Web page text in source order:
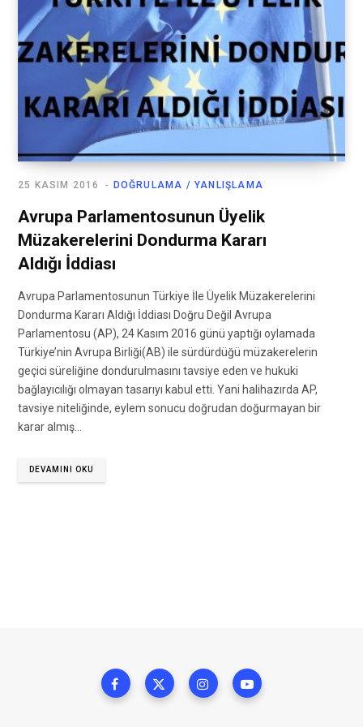
DOĞRULAMA / YANLIŞLAMA
25 KASIM 2016
Avrupa Parlamentosunun Üyelik
Müzakerelerini Dondurma Kararı
Aldığı İddiası
Avrupa Parlamentosunun Türkiye İle Üyelik Müzakerelerini
Dondurma Kararı Aldığı İddiası Doğru Değil Avrupa
Parlamentosu (AP), 24 Kasım 2016 günü yaptığı oylamada
Türkiye’nin Avrupa Birliği(AB) ile sürdürdüğü müzakerelerin
geçici süreliğine dondurulmasını tavsiye eden ve hukuki
bağlayıcılığı olmayan tasarıyı kabul etti. Yani halihazırda AP,
tavsiye niteliğinde, eylem sonucu doğrudan doğurmayan bir
karar almış…
DEVAMINI OKU